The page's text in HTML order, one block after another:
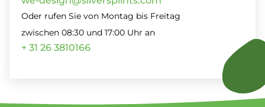
Oder rufen Sie von Montag bis Freitag
zwischen 08:30 und 17:00 Uhr an
+ 31 26 3810166